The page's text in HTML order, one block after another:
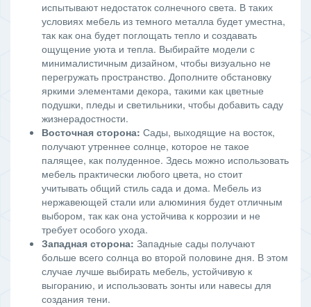
испытывают недостаток солнечного света. В таких
условиях мебель из темного металла будет уместна,
так как она будет поглощать тепло и создавать
ощущение уюта и тепла. Выбирайте модели с
минималистичным дизайном, чтобы визуально не
перегружать пространство. Дополните обстановку
яркими элементами декора, такими как цветные
подушки, пледы и светильники, чтобы добавить саду
жизнерадостности.
Восточная сторона: Сады, выходящие на восток,
получают утреннее солнце, которое не такое
палящее, как полуденное. Здесь можно использовать
мебель практически любого цвета, но стоит
учитывать общий стиль сада и дома. Мебель из
нержавеющей стали или алюминия будет отличным
выбором, так как она устойчива к коррозии и не
требует особого ухода.
Западная сторона: Западные сады получают
больше всего солнца во второй половине дня. В этом
случае лучше выбирать мебель, устойчивую к
выгоранию, и использовать зонты или навесы для
создания тени.